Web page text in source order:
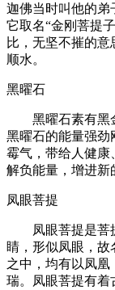
迦佛当时叫他的弟
它取名“金刚菩提
比，无坚不摧的
顺水。
黑曜石
黑曜石素有黑金
黑曜石的能量强劲
霉气，带给人健康
解负能量，增进新
凤眼菩提
凤眼菩提是菩提
睛，形似凤眼，故
之中，均有以凤
瑞。凤眼菩提有着